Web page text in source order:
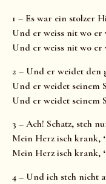
1 – Es war ein stolzer
Und er weiss nit wo er
Und er weiss nit wo er
2 – Und er weidet den
Und er weidet seinem
Und er weidet seinem
3 – Ach! Schatz, steh
Mein Herz isch krank,
Mein Herz isch krank,
4 – Und ich steh nicht